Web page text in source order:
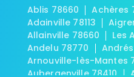
Ablis 78660
Achères
Adainville 78113
Allainville 78660
Les
Andelu 78770
Arnouville-lès-Mantes
Aubergenville 78410